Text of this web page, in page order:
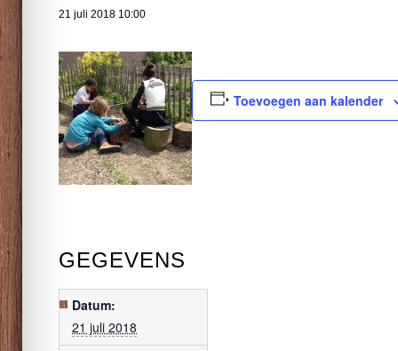
21 juli 2018 10:00
Toevoegen aan kalender
GEGEVENS
Datum:
21 juli 2018